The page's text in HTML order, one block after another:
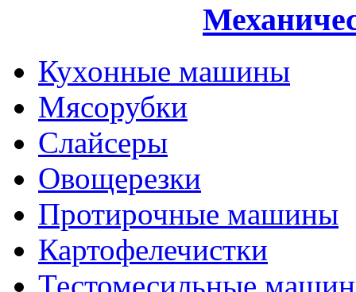
Кухонные машины
Мясорубки
Слайсеры
Овощерезки
Протирочные машины
Картофелечистки
Тестомесильные